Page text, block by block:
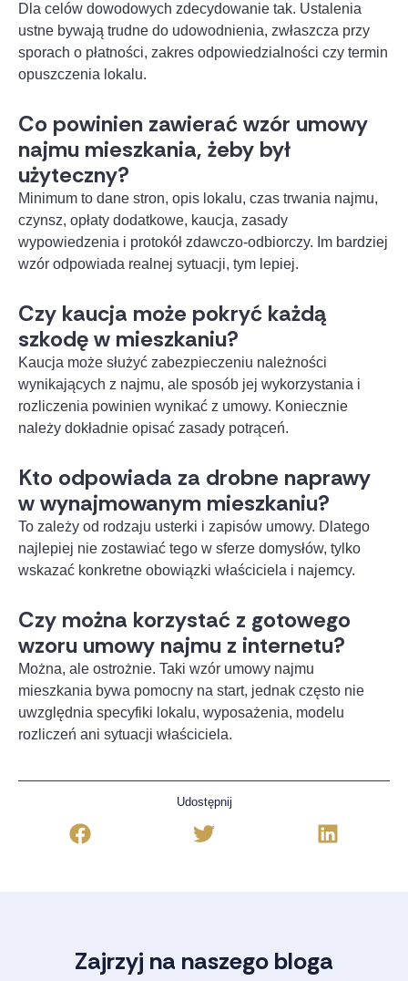
Udostępnij
Dla celów dowodowych zdecydowanie tak. Ustalenia
ustne bywają trudne do udowodnienia, zwłaszcza przy
sporach o płatności, zakres odpowiedzialności czy termin
opuszczenia lokalu.
Co powinien zawierać wzór umowy
najmu mieszkania, żeby był
użyteczny?
Minimum to dane stron, opis lokalu, czas trwania najmu,
czynsz, opłaty dodatkowe, kaucja, zasady
wypowiedzenia i protokół zdawczo-odbiorczy. Im bardziej
wzór odpowiada realnej sytuacji, tym lepiej.
Czy kaucja może pokryć każdą
szkodę w mieszkaniu?
Kaucja może służyć zabezpieczeniu należności
wynikających z najmu, ale sposób jej wykorzystania i
rozliczenia powinien wynikać z umowy. Koniecznie
należy dokładnie opisać zasady potrąceń.
Kto odpowiada za drobne naprawy
w wynajmowanym mieszkaniu?
To zależy od rodzaju usterki i zapisów umowy. Dlatego
najlepiej nie zostawiać tego w sferze domysłów, tylko
wskazać konkretne obowiązki właściciela i najemcy.
Czy można korzystać z gotowego
wzoru umowy najmu z internetu?
Można, ale ostrożnie. Taki wzór umowy najmu
mieszkania bywa pomocny na start, jednak często nie
uwzględnia specyfiki lokalu, wyposażenia, modelu
rozliczeń ani sytuacji właściciela.
Zajrzyj na naszego bloga